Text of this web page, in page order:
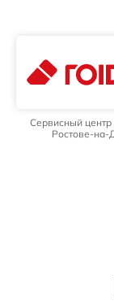
Сервисный центр
Ростове-на-